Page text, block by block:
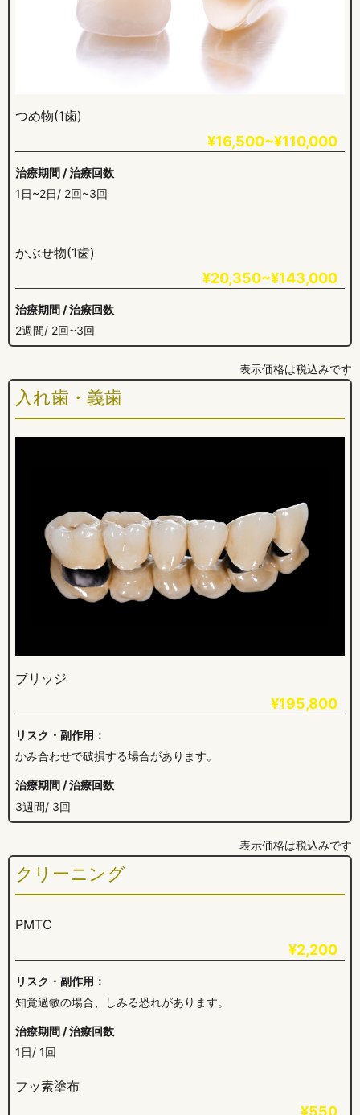
つめ物(1歯)
¥16,500~¥110,000
治療期間 / 治療回数
1日~2日/ 2回~3回
かぶせ物(1歯)
¥20,350~¥143,000
治療期間 / 治療回数
2週間/ 2回~3回
表示価格は税込みです
入れ歯・義歯
ブリッジ
¥195,800
リスク・副作用：
かみ合わせで破損する場合があります。
治療期間 / 治療回数
3週間/ 3回
表示価格は税込みです
クリーニング
PMTC
¥2,200
リスク・副作用：
知覚過敏の場合、しみる恐れがあります。
治療期間 / 治療回数
1日/ 1回
フッ素塗布
¥550